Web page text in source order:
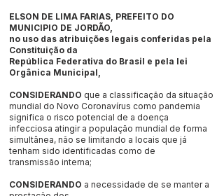
ELSON DE LIMA FARIAS, PREFEITO DO
MUNICIPIO DE JORDÃO,
no uso das atribuições legais conferidas pela
Constituição da
República Federativa do Brasil e pela lei
Orgânica Municipal,
CONSIDERANDO que a classificação da situação
mundial do Novo Coronavírus como pandemia
significa o risco potencial de a doença
infecciosa atingir a população mundial de forma
simultânea, não se limitando a locais que já
tenham sido identificadas como de
transmissão interna;
CONSIDERANDO a necessidade de se manter a